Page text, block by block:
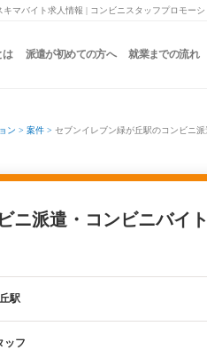
マバイト求人情報 | コンビニスタッフプロモーシ
は 派遣が初めての方へ 就業までの流れ
ン > 案件 > セブンイレブン緑が丘駅のコンビニ
ニ派遣・コンビニバイ
駅
ッフ